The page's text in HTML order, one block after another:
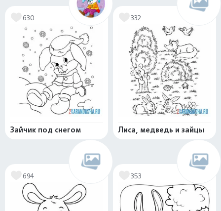
630
Зайчик под снегом
332
Лиса, медведь и зайцы
694 353